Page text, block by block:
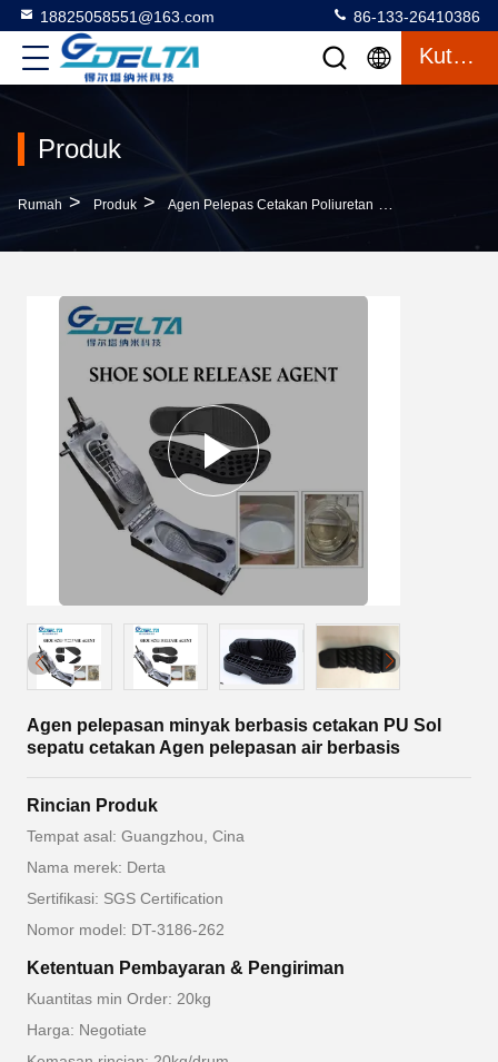
18825058551@163.com 86-133-26410386
Kutipan
Produk
Rumah > Produk > Agen Pelepas Cetakan Poliuretan >
Agen pelepasan minyak berbasis cetakan PU Sol
sepatu cetakan Agen pelepasan air berbasis
Rincian Produk
Tempat asal: Guangzhou, Cina
Nama merek: Derta
Sertifikasi: SGS Certification
Nomor model: DT-3186-262
Ketentuan Pembayaran & Pengiriman
Kuantitas min Order: 20kg
Harga: Negotiate